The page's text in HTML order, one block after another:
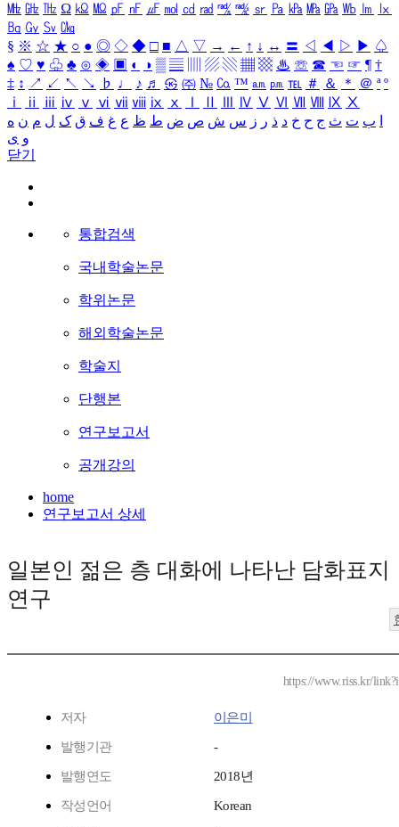
㎒ ㎓ ㎔ Ω ㏀ ㏁ ㎊ ㎋ ㎌ ㏖ ㏅ ㎭ ㎮ ㎯ ㏛ ㎩ ㎪ ㎫ ㎬ ㏝ ㏐
㏓
㏃ ㏉ ㏜ ㏆
§ ※ ☆ ★ ○ ● ◎ ◇ ◆ □ ■ △ ▽ → ← ↑ ↓ ↔ 〓 ◁ ◀ ▷ ▶ ♤
♠ ♡ ♥ ♧ ♣ ⊙ ◈ ▣ ◐ ◑ ▒ ▤ ▨ ▧ ▦ ▩ ♨ ☏ ☎ ☜ ☞ ¶ †
‡ ↕ ↗ ↙ ↖ ↘ ♭ ♩ ♪ ♬ ㉿ ㈜ № ㏇ ™ ㏂ ㏘ ℡ ＃ ＆ ＊ ＠ ª º
ⅰ
ⅱ ⅲ ⅳ ⅴ ⅵ ⅶ ⅷ ⅸ ⅹ Ⅳ Ⅴ Ⅵ Ⅶ Ⅷ Ⅸ Ⅹ
ب ت ث ج ح خ د ذ ر ز س ش ص ض ط ظ ع غ ف ق ک ل م ن ه
و ی
닫기
통합검색
국내학술논문
학위논문
해외학술논문
학술지
단행본
연구보고서
공개강의
home
연구보고서 상세
일본인 젊은 층 대화에 나타난 담화표지
연구
https://www.riss.kr/
저자 이은미
발행기관 -
발행연도 2018년
작성언어 Korean